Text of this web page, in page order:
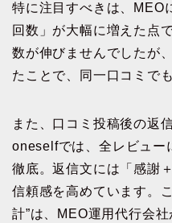
特に注目すべきは、MEO
回数」が大幅に増えた点
数が伸びませんでしたが
たことで、同一口コミで
また、口コミ投稿後の返
oneselfでは、全レビュー
徹底。返信文には「感謝
信頼感を高めています。
計”は、MEO運用代行会